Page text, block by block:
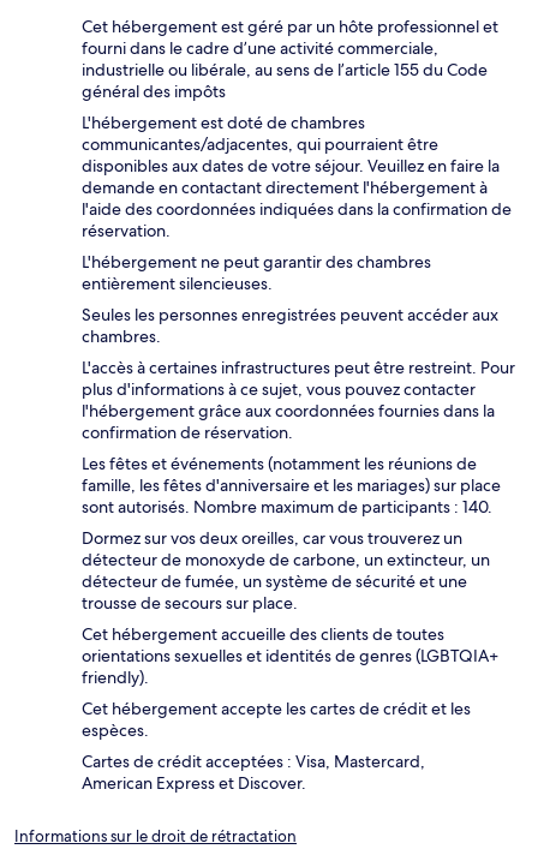
Cet hébergement est géré par un hôte professionnel et
fourni dans le cadre d’une activité commerciale,
industrielle ou libérale, au sens de l’article 155 du Code
général des impôts
L'hébergement est doté de chambres
communicantes/adjacentes, qui pourraient être
disponibles aux dates de votre séjour. Veuillez en faire la
demande en contactant directement l'hébergement à
l'aide des coordonnées indiquées dans la confirmation de
réservation.
L'hébergement ne peut garantir des chambres
entièrement silencieuses.
Seules les personnes enregistrées peuvent accéder aux
chambres.
L'accès à certaines infrastructures peut être restreint. Pour
plus d'informations à ce sujet, vous pouvez contacter
l'hébergement grâce aux coordonnées fournies dans la
confirmation de réservation.
Les fêtes et événements (notamment les réunions de
famille, les fêtes d'anniversaire et les mariages) sur place
sont autorisés. Nombre maximum de participants : 140.
Dormez sur vos deux oreilles, car vous trouverez un
détecteur de monoxyde de carbone, un extincteur, un
détecteur de fumée, un système de sécurité et une
trousse de secours sur place.
Cet hébergement accueille des clients de toutes
orientations sexuelles et identités de genres (LGBTQIA+
friendly).
Cet hébergement accepte les cartes de crédit et les
espèces.
Cartes de crédit acceptées : Visa, Mastercard,
American Express et Discover.
Informations sur le droit de rétractation